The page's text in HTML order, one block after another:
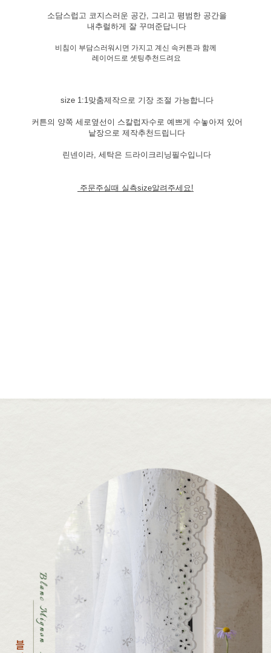
소담스럽고 코지스러운 공간, 그리고 평범한 공간을
내추럴하게 잘 꾸며준답니다
비침이 부담스러워시면 가지고 계신 속커튼과 함께
레이어드로 셋팅추천드려요
size 1:1맞춤제작으로 기장 조절 가능합니다
커튼의 양쪽 세로옆선이 스칼럽자수로 예쁘게 수놓아져 있어
낱장으로 제작추천드립니다
린넨이라, 세탁은 드라이크리닝필수입니다
주문주실때 실측size알려주세요!